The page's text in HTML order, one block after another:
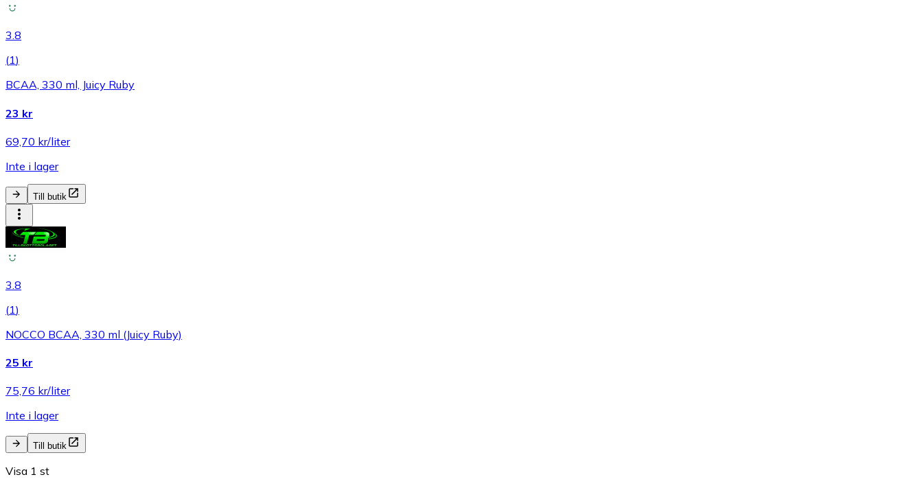
3.8
(1)
BCAA, 330 ml, Juicy Ruby
23 kr
69,70 kr/liter
Inte i lager
Till butik
3.8
(1)
NOCCO BCAA, 330 ml (Juicy Ruby)
25 kr
75,76 kr/liter
Inte i lager
Till butik
Visa 1 st